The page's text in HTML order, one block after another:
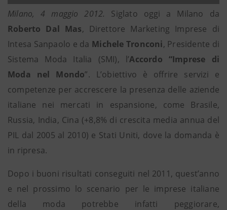
Milano, 4 maggio 2012.
Siglato oggi a Milano da
Roberto Dal Mas, Direttore Marketing Imprese di
Intesa Sanpaolo e da Michele Tronconi, Presidente di
Sistema Moda Italia (SMI), l’Accordo “Imprese di
Moda nel Mondo”. L’obiettivo è offrire servizi e
competenze per accrescere la presenza delle aziende
italiane nei mercati in espansione, come Brasile,
Russia, India, Cina (+8,8% di crescita media annua del
PIL dal 2005 al 2010) e Stati Uniti, dove la domanda è
in ripresa.
Dopo i buoni risultati conseguiti nel 2011, quest’anno
e nel prossimo lo scenario per le imprese italiane
della moda potrebbe infatti peggiorare,